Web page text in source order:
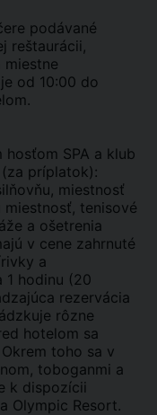
podávané
reštaurácii,
miestne
od 10:00 do
SPA a klub
príplatok):
miestnosť
miestnosť, tenisové
a ošetrenia
v cene zahrnuté
a
1 hodinu (20
rezervácia
rôzne
hotelom sa
toho sa v
toboganmi a
k dispozícii
Olympic Resort.